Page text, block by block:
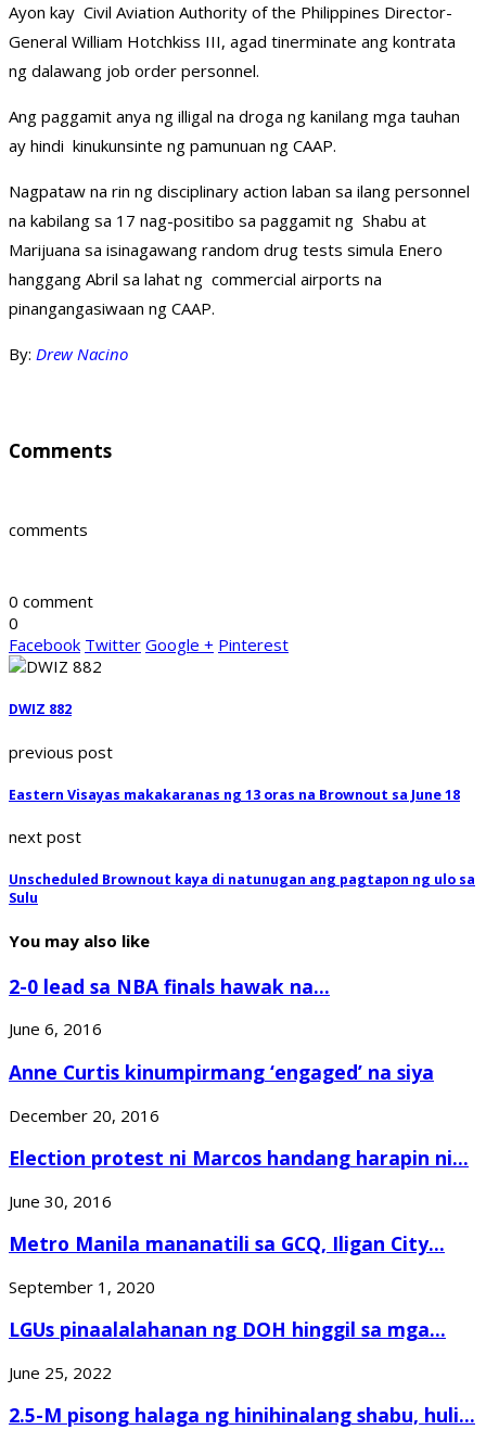
Ayon kay Civil Aviation Authority of the Philippines Director-
General William Hotchkiss III, agad tinerminate ang kontrata
ng dalawang job order personnel.
Ang paggamit anya ng illigal na droga ng kanilang mga tauhan
ay hindi kinukunsinte ng pamunuan ng CAAP.
Nagpataw na rin ng disciplinary action laban sa ilang personnel
na kabilang sa 17 nag-positibo sa paggamit ng Shabu at
Marijuana sa isinagawang random drug tests simula Enero
hanggang Abril sa lahat ng commercial airports na
pinangangasiwaan ng CAAP.
By: Drew Nacino
Comments
comments
0 comment
0
Facebook Twitter Google + Pinterest
DWIZ 882
previous post
Eastern Visayas makakaranas ng 13 oras na Brownout sa June 18
next post
Unscheduled Brownout kaya di natunugan ang pagtapon ng ulo sa
Sulu
You may also like
2-0 lead sa NBA finals hawak na...
June 6, 2016
Anne Curtis kinumpirmang ‘engaged’ na siya
December 20, 2016
Election protest ni Marcos handang harapin ni...
June 30, 2016
Metro Manila mananatili sa GCQ, Iligan City...
September 1, 2020
LGUs pinaalalahanan ng DOH hinggil sa mga...
June 25, 2022
2.5-M pisong halaga ng hinihinalang shabu, huli...